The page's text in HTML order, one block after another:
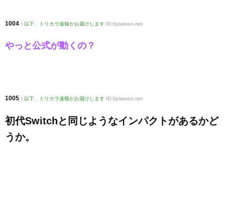
1004 : 以下、トリカラ速報がお届けします ID:Splatoon.net
やっと公式が動くの？
1005 : 以下、トリカラ速報がお届けします ID:Splatoon.net
初代Switchと同じようなインパクトがあるかど
うか。